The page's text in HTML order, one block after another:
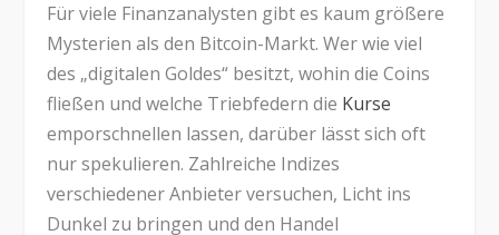
Für viele Finanzanalysten gibt es kaum größere
Mysterien als den Bitcoin-Markt. Wer wie viel
des „digitalen Goldes“ besitzt, wohin die Coins
fließen und welche Triebfedern die Kurse
emporschnellen lassen, darüber lässt sich oft
nur spekulieren. Zahlreiche Indizes
verschiedener Anbieter versuchen, Licht ins
Dunkel zu bringen und den Handel